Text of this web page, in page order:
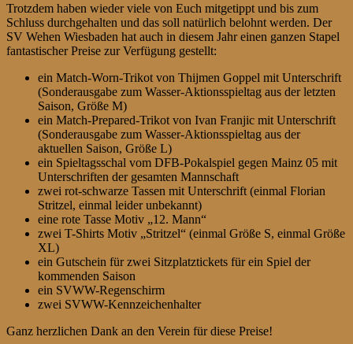
Trotzdem haben wieder viele von Euch mitgetippt und bis zum
Schluss durchgehalten und das soll natürlich belohnt werden. Der
SV Wehen Wiesbaden hat auch in diesem Jahr einen ganzen Stapel
fantastischer Preise zur Verfügung gestellt:
ein Match-Worn-Trikot von Thijmen Goppel mit Unterschrift
(Sonderausgabe zum Wasser-Aktionsspieltag aus der letzten
Saison, Größe M)
ein Match-Prepared-Trikot von Ivan Franjic mit Unterschrift
(Sonderausgabe zum Wasser-Aktionsspieltag aus der
aktuellen Saison, Größe L)
ein Spieltagsschal vom DFB-Pokalspiel gegen Mainz 05 mit
Unterschriften der gesamten Mannschaft
zwei rot-schwarze Tassen mit Unterschrift (einmal Florian
Stritzel, einmal leider unbekannt)
eine rote Tasse Motiv „12. Mann“
zwei T-Shirts Motiv „Stritzel“ (einmal Größe S, einmal Größe
XL)
ein Gutschein für zwei Sitzplatztickets für ein Spiel der
kommenden Saison
ein SVWW-Regenschirm
zwei SVWW-Kennzeichenhalter
Ganz herzlichen Dank an den Verein für diese Preise!